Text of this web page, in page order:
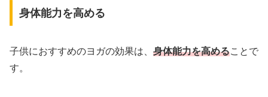
身体能力を高める
子供におすすめのヨガの効果は、 身体能力を高めることで
す。